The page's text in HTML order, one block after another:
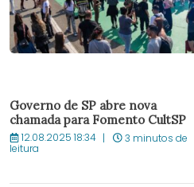
Governo de SP abre nova
chamada para Fomento CultSP
12.08.2025 18:34 3 minutos de
leitura